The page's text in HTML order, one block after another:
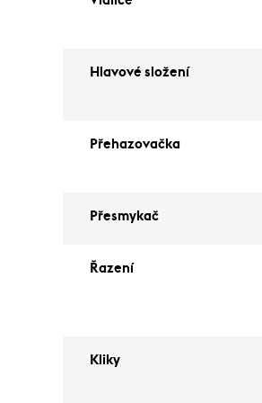
Hlavové složení
Přehazovačka
Přesmykač
Řazení
Kliky